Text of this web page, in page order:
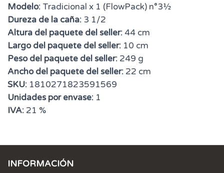
Modelo: Tradicional x 1 (FlowPack) n°3½
Dureza de la caña: 3 1/2
Altura del paquete del seller: 44 cm
Largo del paquete del seller: 10 cm
Peso del paquete del seller: 249 g
Ancho del paquete del seller: 22 cm
SKU: 1810271823591569
Unidades por envase: 1
IVA: 21 %
INFORMACIÓN